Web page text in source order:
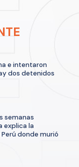
e intentaron
dos detenidos
semanas
explica la
donde murió